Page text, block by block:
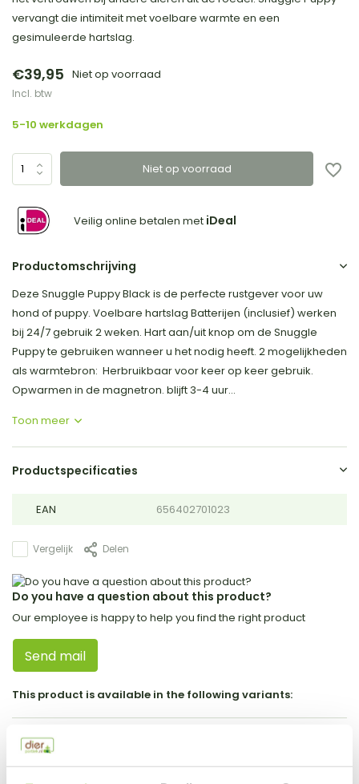
vervangt die intimiteit met voelbare warmte en een
gesimuleerde hartslag.
€39,95 Niet op voorraad
Incl. btw
5-10 werkdagen
Niet op voorraad
Veilig online betalen met iDeal
Productomschrijving
Deze Snuggle Puppy Black is de perfecte rustgever voor uw
hond of puppy. Voelbare hartslag Batterijen (inclusief) werken
bij 24/7 gebruik 2 weken. Hart aan/uit knop om de Snuggle
Puppy te gebruiken wanneer u het nodig heeft. 2 mogelijkheden
als warmtebron: Herbruikbaar voor keer op keer gebruik.
Opwarmen in de magnetron. blijft 3-4 uur...
Toon meer
Productspecificaties
EAN 656402701023
Vergelijk Delen
Do you have a question about this product?
Our employee is happy to help you find the right product
Send mail
This product is available in the following variants:
Gerelateerde producten